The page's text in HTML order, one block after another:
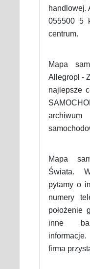
handlowej.
055500 5
centrum.
Mapa
Allegropl -
najlepsze
Mapa
Świata.
pytamy o
numery
położenie
inne
firma